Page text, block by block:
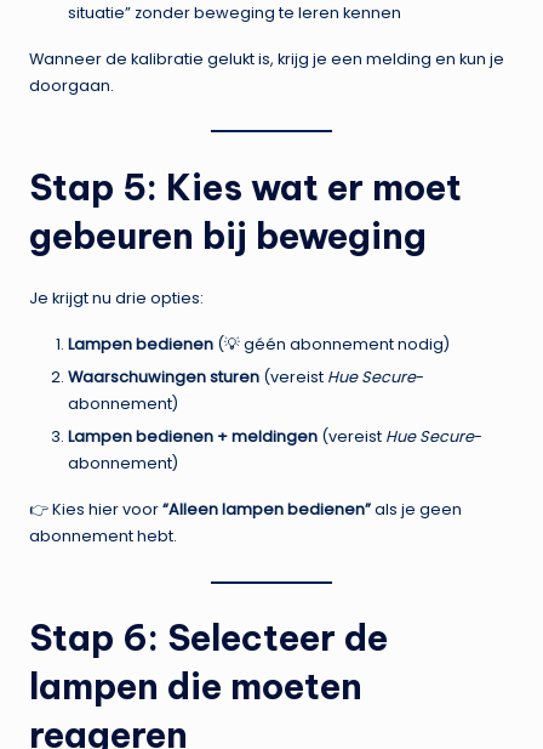
situatie” zonder beweging te leren kennen
Wanneer de kalibratie gelukt is, krijg je een melding en kun je
doorgaan.
Stap 5: Kies wat er moet
gebeuren bij beweging
Je krijgt nu drie opties:
Lampen bedienen (💡 géén abonnement nodig)
Waarschuwingen sturen (vereist Hue Secure-
abonnement)
Lampen bedienen + meldingen (vereist Hue Secure-
abonnement)
👉 Kies hier voor“Alleen lampen bedienen”als je geen
abonnement hebt.
Stap 6: Selecteer de
lampen die moeten
reageren